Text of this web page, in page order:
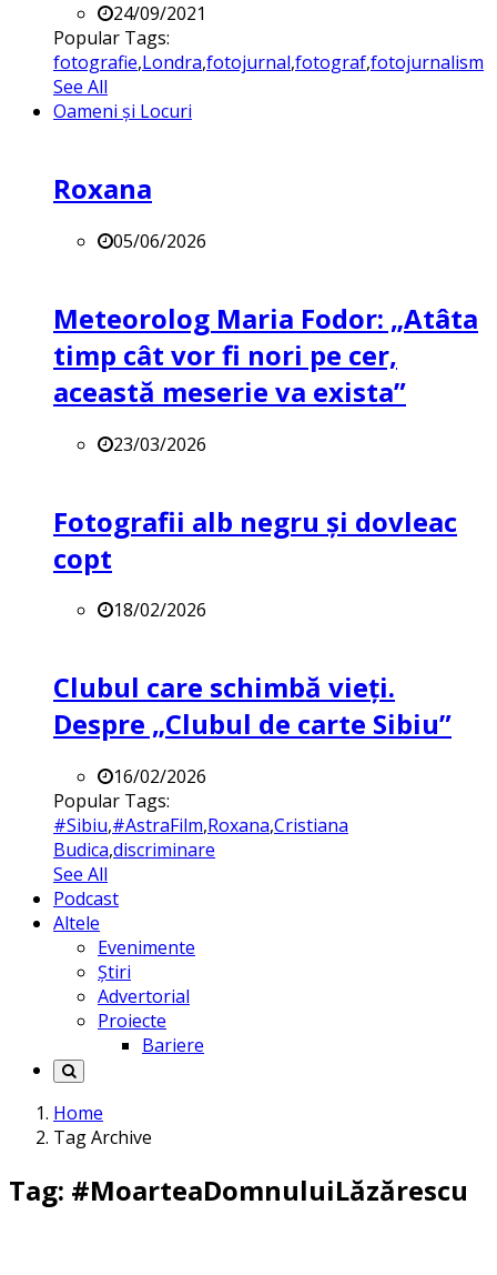
24/09/2021
Popular Tags:
fotografie,Londra,fotojurnal,fotograf,fotojurnalism
See All
Oameni și Locuri
Roxana
05/06/2026
Meteorolog Maria Fodor: „Atâta
timp cât vor fi nori pe cer,
această meserie va exista”
23/03/2026
Fotografii alb negru și dovleac
copt
18/02/2026
Clubul care schimbă vieți.
Despre „Clubul de carte Sibiu”
16/02/2026
Popular Tags:
#Sibiu,#AstraFilm,Roxana,Cristiana
Budica,discriminare
See All
Podcast
Altele
Evenimente
Știri
Advertorial
Proiecte
Bariere
Home
Tag Archive
Tag: #MoarteaDomnuluiLăzărescu